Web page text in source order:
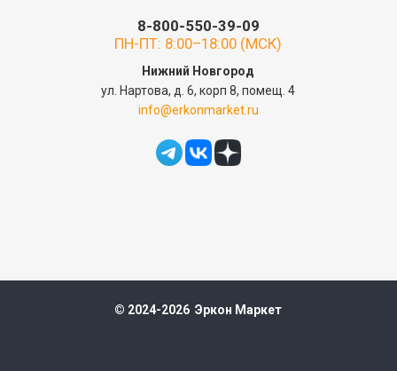
8-800-550-39-09
ПН-ПТ: 8:00–18:00 (МСК)
Нижний Новгород
ул. Нартова, д. 6, корп 8, помещ. 4
info@erkonmarket.ru
© 2024-2026 Эркон Маркет